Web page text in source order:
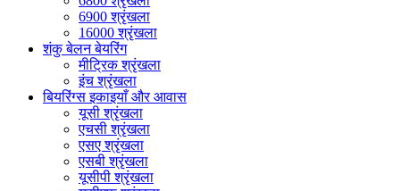
6900 श्रृंखला
16000 श्रृंखला
शंकु बेलन बेयरिंग
मीट्रिक श्रृंखला
इंच श्रृंखला
बियरिंग्स इकाइयाँ और आवास
यूसी श्रृंखला
एचसी श्रृंखला
एसए श्रृंखला
एसबी श्रृंखला
यूसीपी श्रृंखला